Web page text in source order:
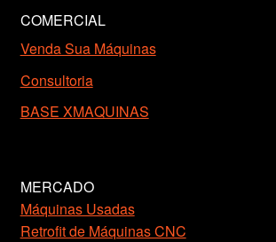
COMERCIAL
Venda Sua Máquinas
Consultoria
BASE XMAQUINAS
MERCADO
Máquinas Usadas
Retrofit de Máquinas CNC